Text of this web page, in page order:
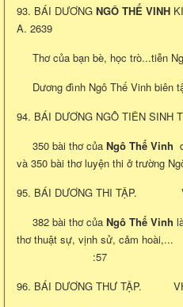
93. BÁI DƯƠNG NGÔ THẾ VINH
A. 2639
Thơ của bạn bè, học trò...tiễn
Dương đình Ngô Thế Vinh
94. BÁI DƯƠNG NGÔ TIÊN SINH
350 bài thơ của Ngô Thế Vinh
và 350 bài thơ luyện thi ở
95. BÁI DƯƠNG THI TẬP.
382 bài thơ của Ngô Thế Vinh
thơ thuật sự, vịnh sử,
:57
96. BÁI DƯƠNG THƯ TẬP.